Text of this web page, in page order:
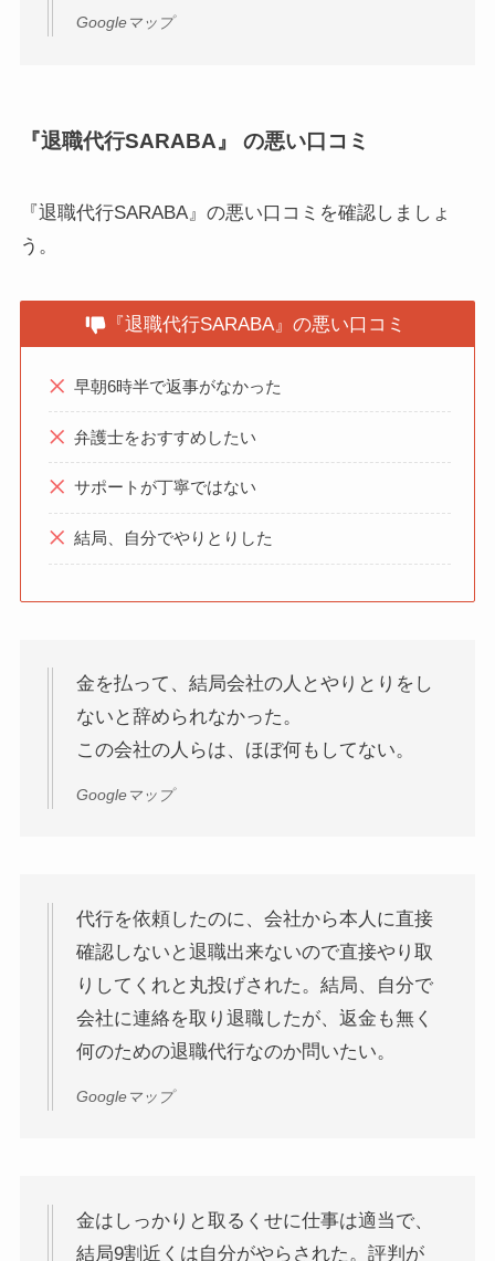
Googleマップ
『退職代行SARABA』 の悪い口コミ
『退職代行SARABA』の悪い口コミを確認しましょ
う。
『退職代行SARABA』の悪い口コミ
早朝6時半で返事がなかった
弁護士をおすすめしたい
サポートが丁寧ではない
結局、自分でやりとりした
金を払って、結局会社の人とやりとりをし
ないと辞められなかった。
この会社の人らは、ほぼ何もしてない。
Googleマップ
代行を依頼したのに、会社から本人に直接
確認しないと退職出来ないので直接やり取
りしてくれと丸投げされた。結局、自分で
会社に連絡を取り退職したが、返金も無く
何のための退職代行なのか問いたい。
Googleマップ
金はしっかりと取るくせに仕事は適当で、
結局9割近くは自分がやらされた。評判が